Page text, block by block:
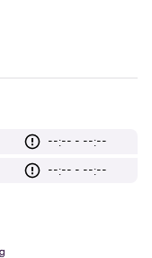
--:-- - --:--
--:-- - --:--